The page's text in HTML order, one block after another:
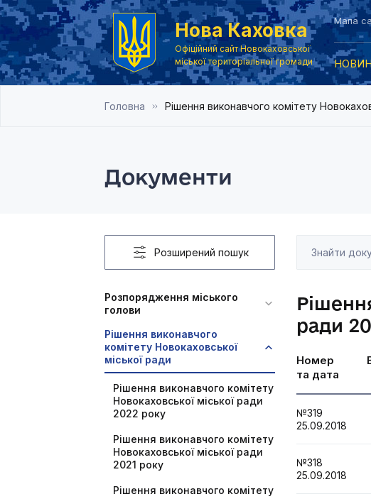
Нова Каховка
Офіційний сайт Новокаховської
міської територіальної громади
Мапа
Головна Рішення виконавчого комітету
Документи
Розширений пошук
Розпорядження міського
голови
Рішення виконавчого
комітету Новокаховської
міської ради
Рішення виконавчого комітету
Новокаховської міської ради
2022 року
Рішення виконавчого комітету
Новокаховської міської ради
2021 року
Рішення виконавчого комітету
ради
Номер
та дата
№319
25.09.2018
№318
25.09.2018